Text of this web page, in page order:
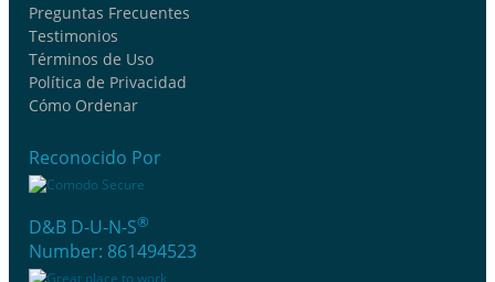
Preguntas Frecuentes
Testimonios
Términos de Uso
Política de Privacidad
Cómo Ordenar
Reconocido Por
D&B D-U-N-S®
Number: 861494523